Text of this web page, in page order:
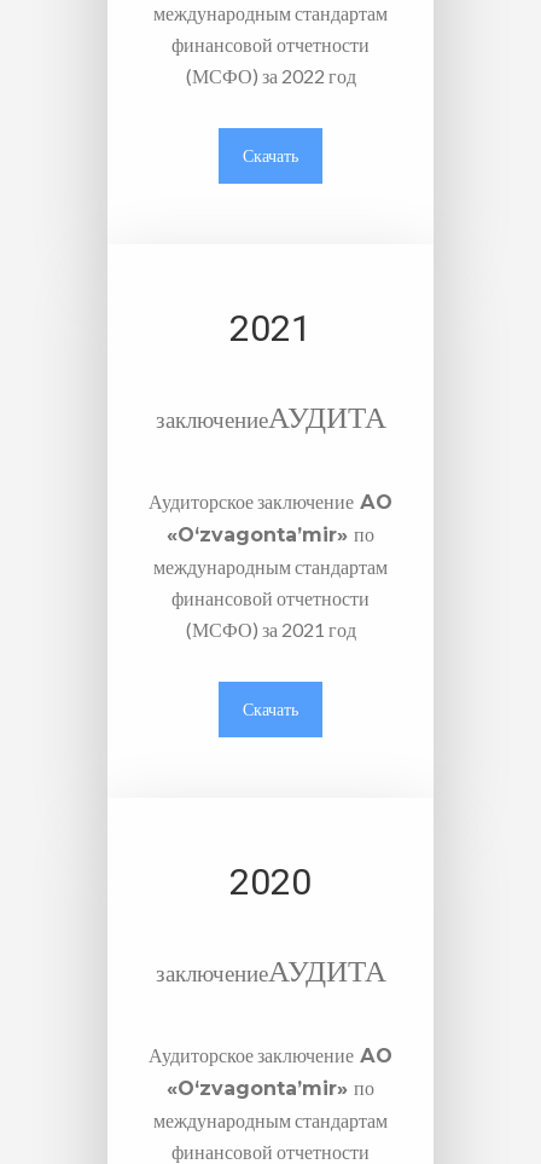
международным стандартам
финансовой отчетности
(МСФО) за 2022 год
Скачать
2021
заключениеАУДИТА
Аудиторское заключение АО
«O‘zvagonta’mir» по
международным стандартам
финансовой отчетности
(МСФО) за 2021 год
Скачать
2020
заключениеАУДИТА
Аудиторское заключение АО
«O‘zvagonta’mir» по
международным стандартам
финансовой отчетности